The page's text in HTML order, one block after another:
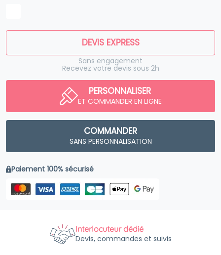
DEVIS EXPRESS
Sans engagement
Recevez votre devis sous 2h
PERSONNALISER
ET COMMANDER EN LIGNE
COMMANDER
SANS PERSONNALISATION
Paiement 100% sécurisé
Interlocuteur dédié
Devis, commandes et suivis